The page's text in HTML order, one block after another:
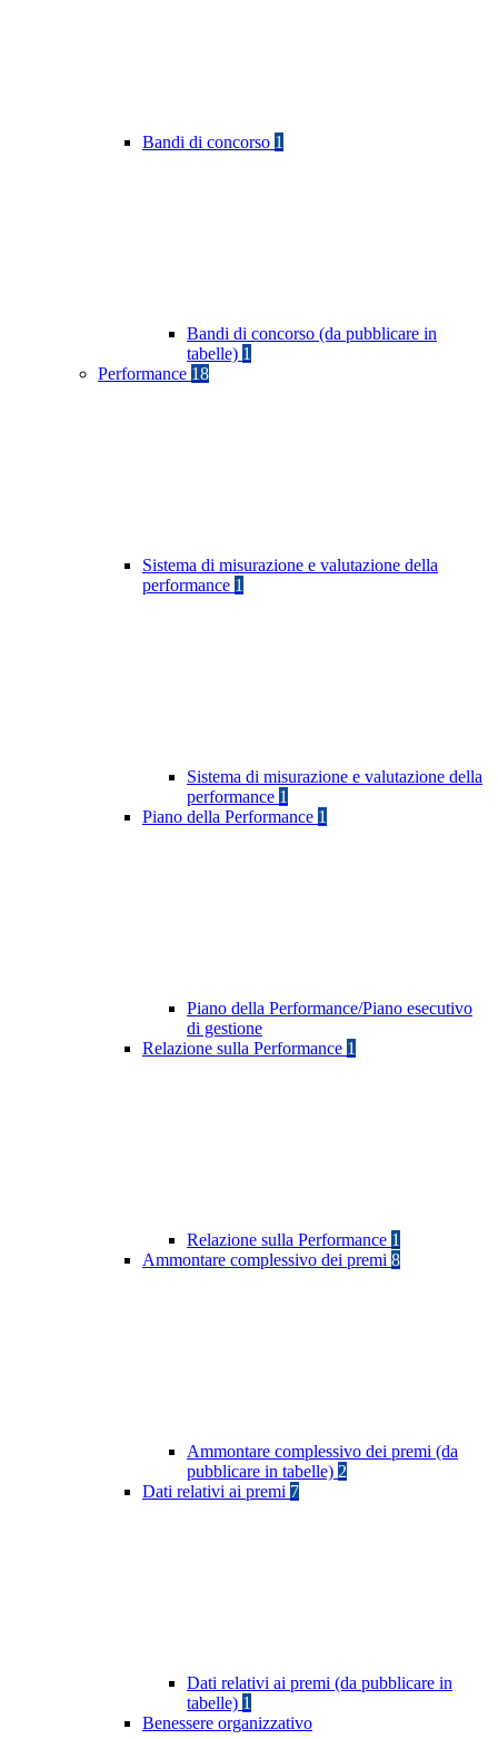
Bandi di concorso 1
Bandi di concorso (da pubblicare in
tabelle) 1
Performance 18
Sistema di misurazione e valutazione della
performance 1
Sistema di misurazione e valutazione della
performance 1
Piano della Performance 1
Piano della Performance/Piano esecutivo
di gestione
Relazione sulla Performance 1
Relazione sulla Performance 1
Ammontare complessivo dei premi 8
Ammontare complessivo dei premi (da
pubblicare in tabelle) 2
Dati relativi ai premi 7
Dati relativi ai premi (da pubblicare in
tabelle) 1
Benessere organizzativo